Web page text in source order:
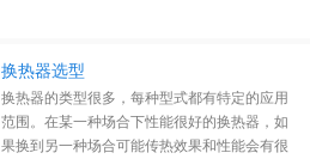
换热器选型
换热器的类型很多，每种型式都有特定的应用
范围。在某一种场合下性能很好的换热器，如
果换到另一种场合可能传热效果和性能会有很